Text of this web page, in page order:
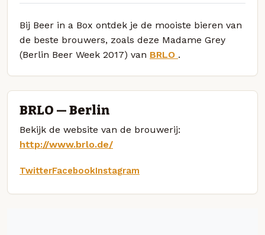
Bij Beer in a Box ontdek je de mooiste bieren van
de beste brouwers, zoals deze Madame Grey
(Berlin Beer Week 2017) van BRLO .
BRLO — Berlin
Bekijk de website van de brouwerij:
http://www.brlo.de/
TwitterFacebookInstagram